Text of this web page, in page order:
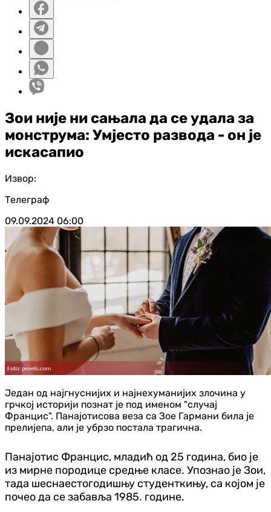
Зои није ни сањала да се удала за
монструма: Умјесто развода - он је
искасапио
Извор:
Телеграф
09.09.2024 06:00
Један од најгнуснијих и најнехуманијих злочина у
грчкој историји познат је под именом "случај
Францис". Панајотисова веза са Зое Гармани била је
прелијепа, али је убрзо постала трагична.
Панајотис Францис, младић од 25 година, био је
из мирне породице средње класе. Упознао је Зои,
тада шеснаестогодишњу студенткињу, са којом је
почео да се забавља 1985. године.